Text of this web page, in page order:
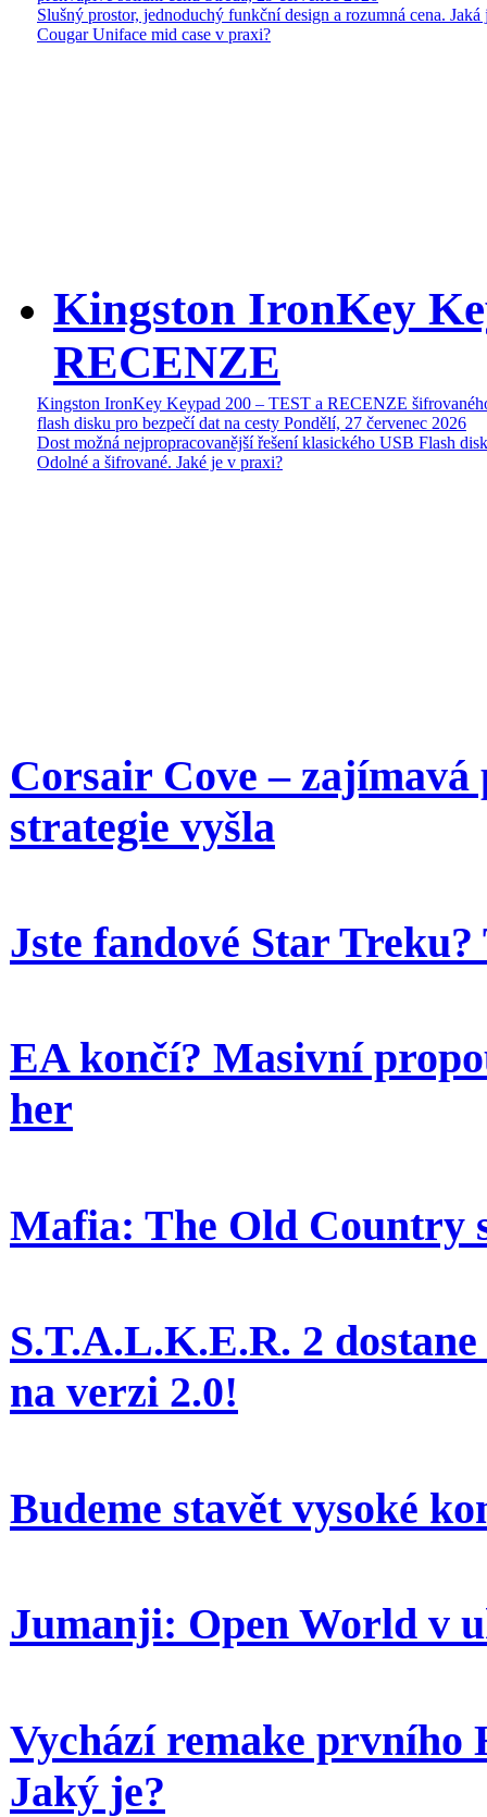
Slušný prostor, jednoduchý funkční design a rozumná cena. Jaká
Cougar Uniface mid case v praxi?
Kingston IronKey
RECENZE
Kingston IronKey Keypad 200 – TEST a RECENZE
flash disku pro bezpečí dat na cesty Pondělí, 27 červenec 2026
Dost možná nejpropracovanější řešení klasického USB Flash
Odolné a šifrované. Jaké je v praxi?
Corsair Cove –
strategie vyšla
Jste fandové Star
EA končí? Masivní
her
Mafia: The Old Country
S.T.A.L.K.E.R. 2
na verzi 2.0!
Budeme stavět vysoké
Jumanji: Open World v
Vychází remake prvního
Jaký je?